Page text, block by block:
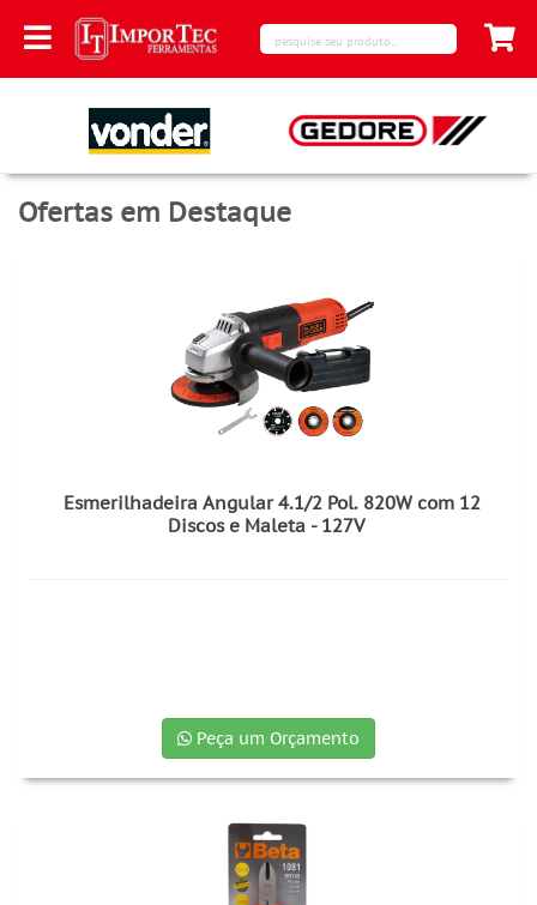
Ofertas em Destaque
Esmerilhadeira Angular 4.1/2 Pol. 820W com 12
Discos e Maleta - 127V
Peça um Orçamento